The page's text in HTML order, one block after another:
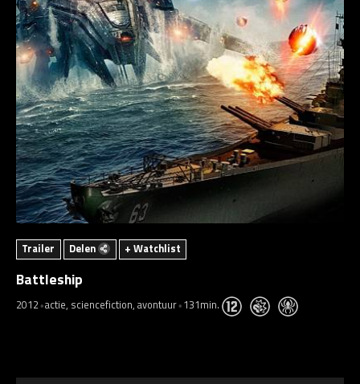
Trailer Delen + Watchlist
Battleship
2012 actie, sciencefiction, avontuur 131min.